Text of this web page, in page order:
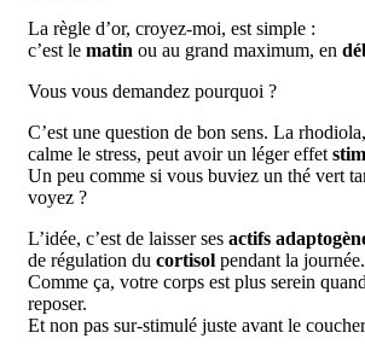
La règle d’or, croyez-moi, est simple :
c’est le matin ou au grand maximum, en
Vous vous demandez pourquoi ?
C’est une question de bon sens. La
calme le stress, peut avoir un léger effet
Un peu comme si vous buviez un thé vert
voyez ?
L’idée, c’est de laisser ses actifs
de régulation du cortisol pendant la journée.
Comme ça, votre corps est plus serein
reposer.
Et non pas sur-stimulé juste avant le